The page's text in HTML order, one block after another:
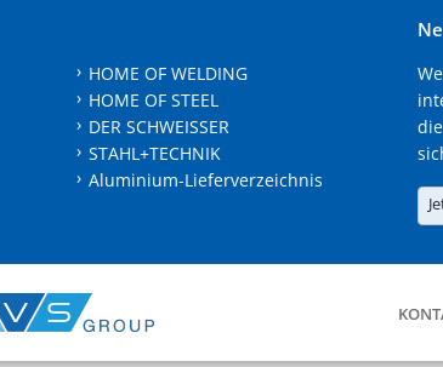
HOME OF WELDING
HOME OF STEEL
DER SCHWEISSER
STAHL+TECHNIK
Aluminium-Lieferverzeichnis